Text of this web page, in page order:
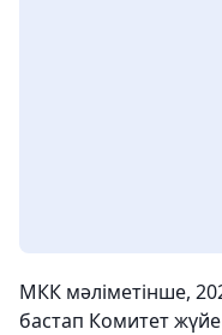
МКК мәліметінше,
бастап Комитет